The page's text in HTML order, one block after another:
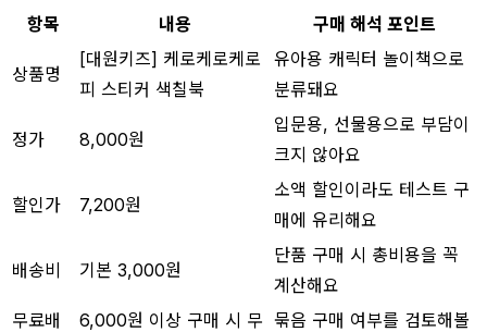
항목 내용 구매 해석 포인트
상품명
[대원키즈] 케로케로케로
피 스티커 색칠북
유아용 캐릭터 놀이책으로
분류돼요
정가 8,000원
입문용, 선물용으로 부담이
크지 않아요
할인가 7,200원
소액 할인이라도 테스트 구
매에 유리해요
배송비 기본 3,000원
단품 구매 시 총비용을 꼭
계산해요
무료배
6,000원 이상 구매 시 무 묶음 구매 여부를 검토해볼